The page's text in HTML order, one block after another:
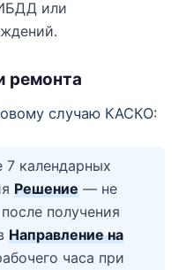
или
ремонта
случаю КАСКО:
календарных
Решение — не
получения
Направление на
часа при